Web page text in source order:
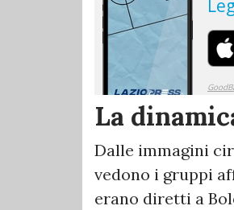
La
Dalle immagini
vedono i gruppi
erano diretti a